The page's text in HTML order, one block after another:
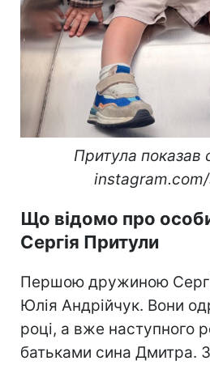
Притула показав
Що відомо про
Сергія Притули
Першою дружиною
Юлія Андрійчук. Вони
році, а вже наступного
батьками сина Дмитра.